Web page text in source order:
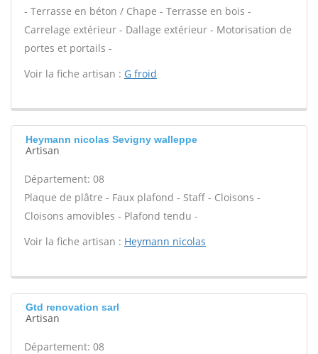
- Terrasse en béton / Chape - Terrasse en bois -
Carrelage extérieur - Dallage extérieur - Motorisation de
portes et portails -
Voir la fiche artisan : G froid
Heymann nicolas Sevigny walleppe
Artisan
Département: 08
Plaque de plâtre - Faux plafond - Staff - Cloisons -
Cloisons amovibles - Plafond tendu -
Voir la fiche artisan : Heymann nicolas
Gtd renovation sarl
Artisan
Département: 08